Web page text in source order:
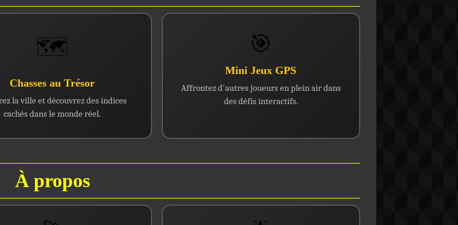
🗺️
Chasses au Trésor
la ville et découvrez des indices
cachés dans le monde réel.
🎯
Mini Jeux GPS
Affrontez d'autres joueurs en plein air dans
des défis interactifs.
À propos